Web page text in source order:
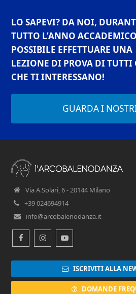
LO SAPEVI? DA NOI,
TUTTO L’ANNO
POSSIBILE EFFETTUARE UNA
LEZIONE DI PROVA DI TUTTI
CHE TI INTERESSANO!
GUARDA I
Via A.Solari, 6 - 20144 Milano
+39 024694914
info@arcobalenodanza.it
FacebookInstagramYoutube
ISCRIVITI ALLA
DOMANDE